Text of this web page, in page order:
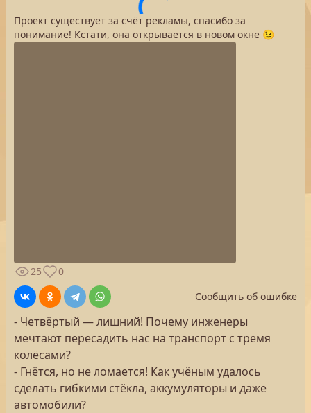
Проект существует за счёт рекламы, спасибо за
понимание! Кстати, она открывается в новом окне 😉
25
0
Сообщить об ошибке
- Четвёртый — лишний! Почему инженеры
мечтают пересадить нас на транспорт с тремя
колёсами?
- Гнётся, но не ломается! Как учёным удалось
сделать гибкими стёкла, аккумуляторы и даже
автомобили?